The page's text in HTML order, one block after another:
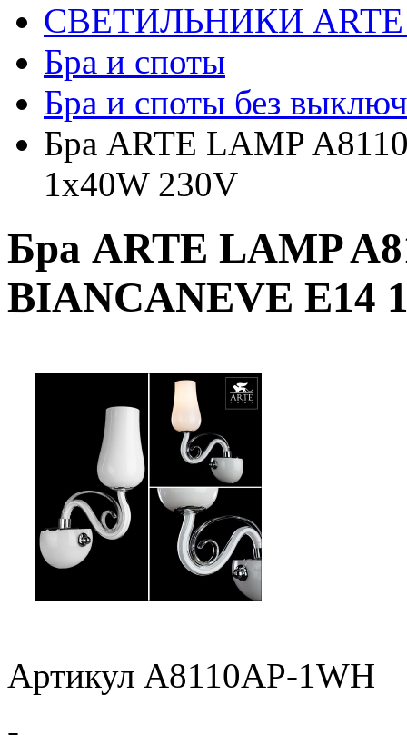
СВЕТИЛЬНИКИ ARTE
Бра и споты
Бра и споты без
Бра ARTE LAMP
1х40W 230V
Бра ARTE LAMP
BIANCANEVE Е14
Артикул A8110AP-1WH